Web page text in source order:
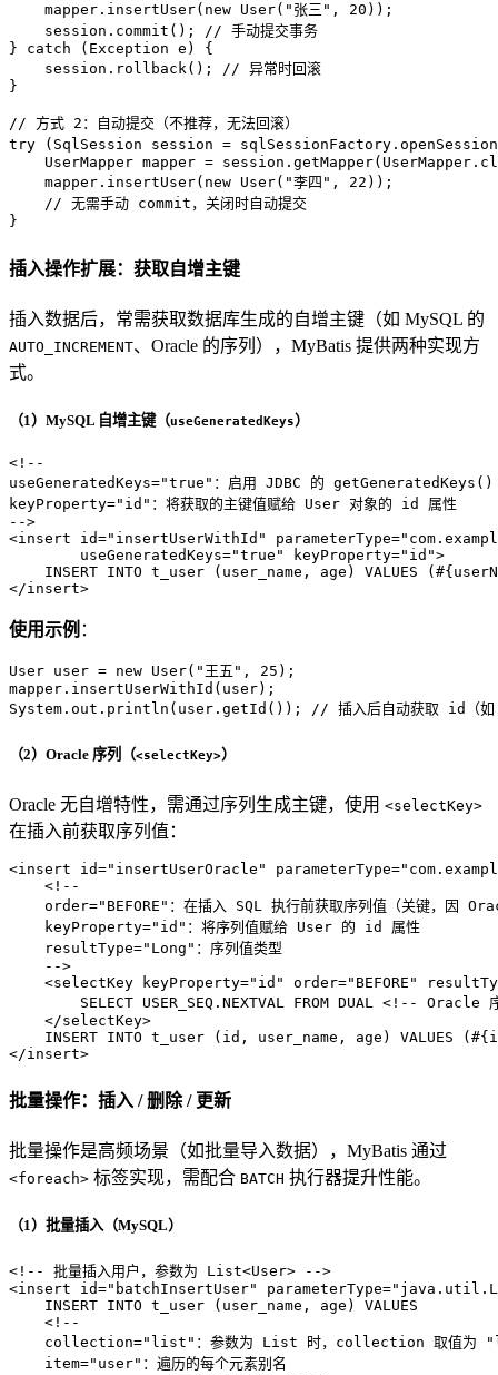
    mapper.insertUser(
new User( "张三" , 20 ));
    session.commit();
// 手动提交事务
} catch (Exception e) {
    session.rollback();
// 异常时回滚
}
// 方式 2：自动提交（不推荐，无法回滚）
try ( SqlSession session =
UserMapper mapper =
    mapper.insertUser(
new User( "李四" , 22 ));
// 无需手动 commit，关闭时自动提交
}
插入操作扩展：获取自增主键
插入数据后，常需获取数据库生成的自增主键（如 MySQL 的
AUTO_INCREMENT、Oracle 的序列），MyBatis 提供两种实现方
式。
（1）MySQL 自增主键（useGeneratedKeys）
<!--
useGeneratedKeys="true"：启用 JDBC 的 getGeneratedKeys()
keyProperty="id"：将获取的主键值赋给 User 对象的 id 属性
-->
<insert id="insertUserWithId" parameterType=
useGeneratedKeys="true" keyProperty="id">
</insert>
使用示例 ：
User user = new User( "王五" , 25 );
mapper.insertUserWithId(user);
System.out.println(user.getId()); // 插入后自动获取 id（
（2）Oracle 序列（<selectKey>）
Oracle 无自增特性，需通过序列生成主键，使用 <selectKey>
在插入前获取序列值：
<insert id="insertUserOracle" parameterType=
<!--
order="BEFORE"：在插入 SQL 执行前获取序列值（关键，因
    keyProperty="id"：将序列值赋给 User 的 id 属性
    resultType="Long"：序列值类型
    -->
<selectKey keyProperty="id" order="BEFORE"
        SELECT USER_SEQ.NEXTVAL FROM DUAL
<!-- Oracle
</selectKey>
</insert>
批量操作：插入 / 删除 / 更新
批量操作是高频场景（如批量导入数据），MyBatis 通过
<foreach> 标签实现，需配合 BATCH 执行器提升性能。
（1）批量插入（MySQL）
<!-- 批量插入用户，参数为 List<User> -->
<insert id="batchInsertUser" parameterType=
    INSERT INTO t_user (user_name, age) VALUES
<!--
collection="list"：参数为 List 时，collection 取值为
    item="user"：遍历的每个元素别名